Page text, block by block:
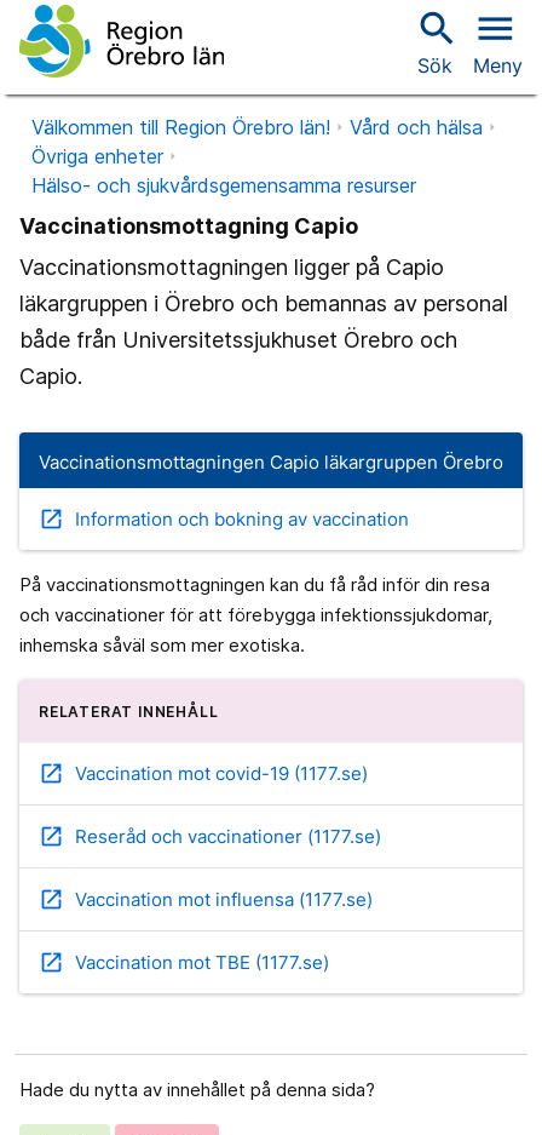
search
Sök
menu
Meny
Välkommen till Region Örebro län!
Vård och hälsa
Övriga enheter
Hälso- och sjukvårdsgemensamma resurser
Vaccinationsmottagning Capio
Vaccinationsmottagningen ligger på Capio
läkargruppen i Örebro och bemannas av personal
både från Universitetssjukhuset Örebro och
Capio.
Vaccinationsmottagningen Capio läkargruppen Örebro
open_in_new Information och bokning av vaccination
På vaccinationsmottagningen kan du få råd inför din resa
och vaccinationer för att förebygga infektionssjukdomar,
inhemska såväl som mer exotiska.
RELATERAT INNEHÅLL
open_in_new Vaccination mot covid-19 (1177.se)
open_in_new Reseråd och vaccinationer (1177.se)
open_in_new Vaccination mot influensa (1177.se)
open_in_new Vaccination mot TBE (1177.se)
Hade du nytta av innehållet på denna sida?